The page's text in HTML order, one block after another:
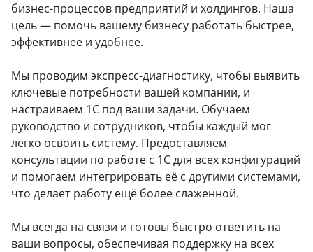
бизнес-процессов предприятий и холдингов. Наша
цель — помочь вашему бизнесу работать быстрее,
эффективнее и удобнее.
Мы проводим экспресс-диагностику, чтобы выявить
ключевые потребности вашей компании, и
настраиваем 1С под ваши задачи. Обучаем
руководство и сотрудников, чтобы каждый мог
легко освоить систему. Предоставляем
консультации по работе с 1С для всех конфигураций
и помогаем интегрировать её с другими системами,
что делает работу ещё более слаженной.
Мы всегда на связи и готовы быстро ответить на
ваши вопросы, обеспечивая поддержку на всех